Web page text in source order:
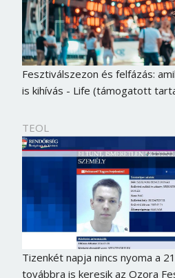
Fesztiválszezon és felfázás:
is kihívás - Life (támogatott
TEOL
Tizenkét napja nincs nyoma a
továbbra is keresik az Ozora